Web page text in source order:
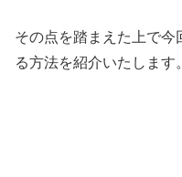
その点を踏まえた上で
る方法を紹介いたします。